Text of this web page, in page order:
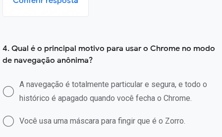
4. Qual é o principal motivo para usar o Chrome no modo
de navegação anônima?
A navegação é totalmente particular e segura, e todo o
histórico é apagado quando você fecha o Chrome.
Você usa uma máscara para fingir que é o Zorro.